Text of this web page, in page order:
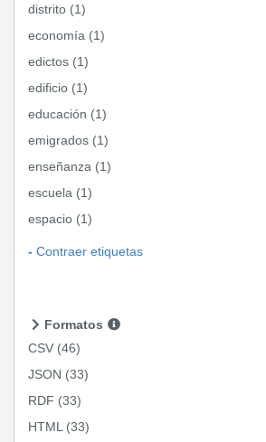
distrito (1)
economía (1)
edictos (1)
edificio (1)
educación (1)
emigrados (1)
enseñanza (1)
escuela (1)
espacio (1)
Contraer etiquetas
Formatos
CSV (46)
JSON (33)
RDF (33)
HTML (33)